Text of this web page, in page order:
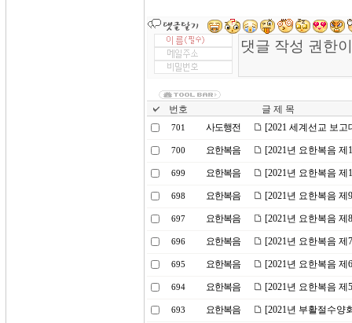
번호 글 제 목
701 사도행전 [2021 세계선교 보
700 요한복음 [2021년 요한복음
699 요한복음 [2021년 요한복음
698 요한복음 [2021년 요한복음
697 요한복음 [2021년 요한복음
696 요한복음 [2021년 요한복음
695 요한복음 [2021년 요한복음
694 요한복음 [2021년 요한복음 제
693 요한복음 [2021년 부활절수양